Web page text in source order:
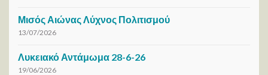
Μισός Αιώνας Λύχνος Πολιτισμού
13/07/2026
Λυκειακό Αντάμωμα 28-6-26
19/06/2026